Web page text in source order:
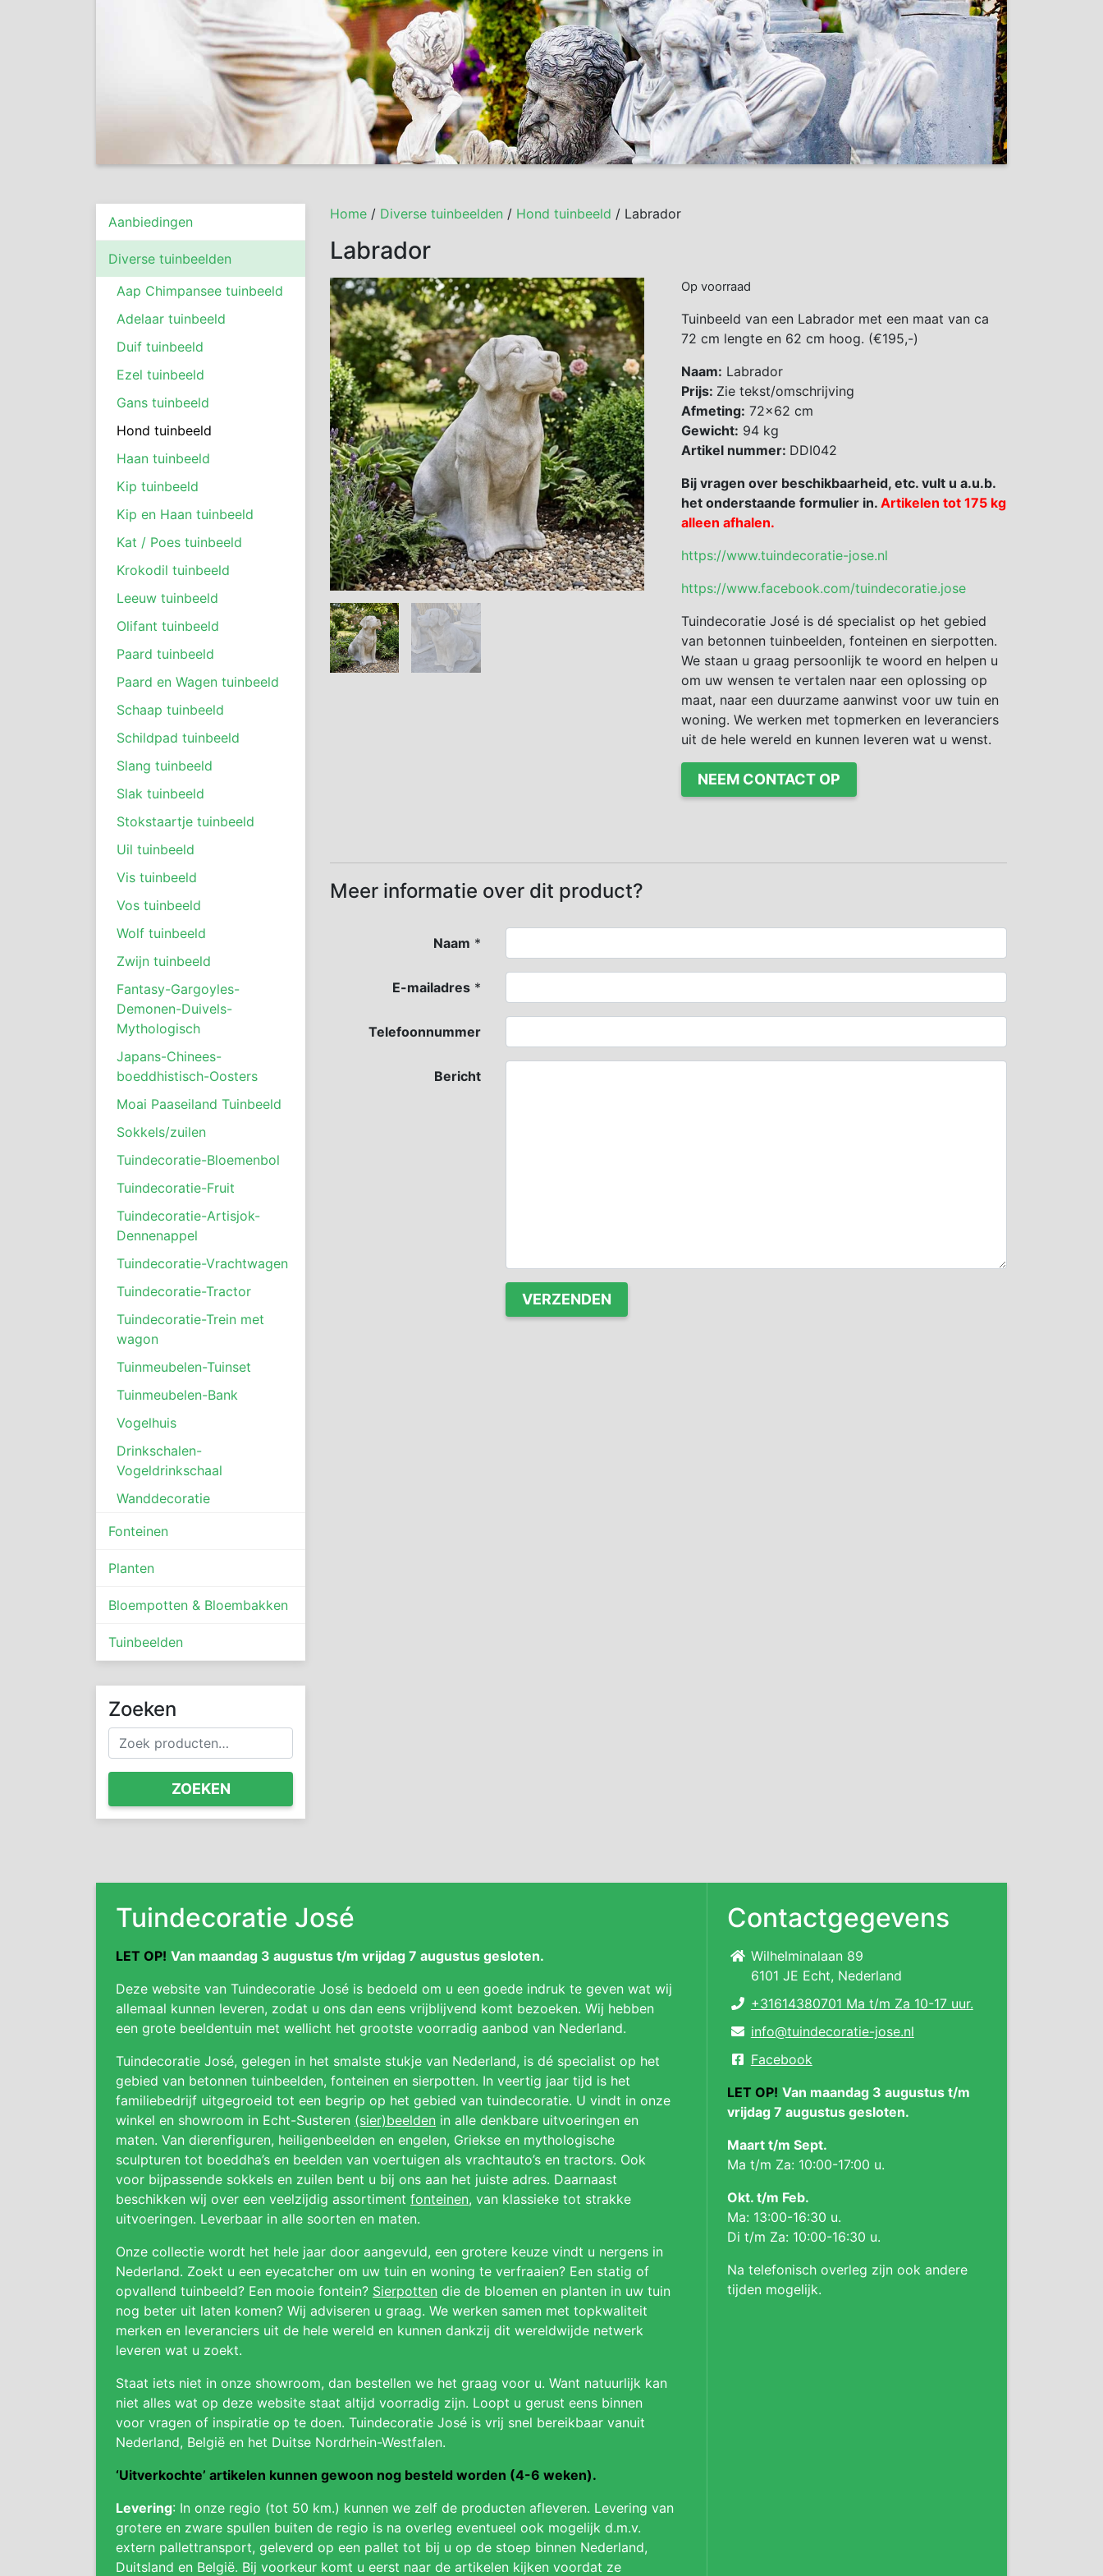
Aanbiedingen
Diverse tuinbeelden
Aap Chimpansee tuinbeeld
Adelaar tuinbeeld
Duif tuinbeeld
Ezel tuinbeeld
Gans tuinbeeld
Hond tuinbeeld
Haan tuinbeeld
Kip tuinbeeld
Kip en Haan tuinbeeld
Kat / Poes tuinbeeld
Krokodil tuinbeeld
Leeuw tuinbeeld
Olifant tuinbeeld
Paard tuinbeeld
Paard en Wagen tuinbeeld
Schaap tuinbeeld
Schildpad tuinbeeld
Slang tuinbeeld
Slak tuinbeeld
Stokstaartje tuinbeeld
Uil tuinbeeld
Vis tuinbeeld
Vos tuinbeeld
Wolf tuinbeeld
Zwijn tuinbeeld
Fantasy-Gargoyles-
Demonen-Duivels-
Mythologisch
Japans-Chinees-
boeddhistisch-Oosters
Moai Paaseiland Tuinbeeld
Sokkels/zuilen
Tuindecoratie-Bloemenbol
Tuindecoratie-Fruit
Tuindecoratie-Artisjok-
Dennenappel
Tuindecoratie-Vrachtwagen
Tuindecoratie-Tractor
Tuindecoratie-Trein met
wagon
Tuinmeubelen-Tuinset
Tuinmeubelen-Bank
Vogelhuis
Drinkschalen-
Vogeldrinkschaal
Wanddecoratie
Fonteinen
Planten
Bloempotten & Bloembakken
Tuinbeelden
Zoeken
Zoeken
naar:
ZOEKEN
Home / Diverse tuinbeelden / Hond tuinbeeld / Labrador
Labrador
Op voorraad
Tuinbeeld van een Labrador met een maat van ca
72 cm lengte en 62 cm hoog. (€195,-)
Naam: Labrador
Prijs: Zie tekst/omschrijving
Afmeting: 72×62 cm
Gewicht: 94 kg
Artikel nummer: DDI042
Bij vragen over beschikbaarheid, etc. vult u a.u.b.
het onderstaande formulier in. Artikelen tot 175 kg
alleen afhalen.
https://www.tuindecoratie-jose.nl
https://www.facebook.com/tuindecoratie.jose
Tuindecoratie José is dé specialist op het gebied
van betonnen tuinbeelden, fonteinen en sierpotten.
We staan u graag persoonlijk te woord en helpen u
om uw wensen te vertalen naar een oplossing op
maat, naar een duurzame aanwinst voor uw tuin en
woning. We werken met topmerken en leveranciers
uit de hele wereld en kunnen leveren wat u wenst.
NEEM CONTACT OP
Meer informatie over dit product?
Naam *
E-mailadres*
Telefoonnummer
Bericht
Tuindecoratie José
LET OP! Van maandag 3 augustus t/m vrijdag 7 augustus gesloten.
Deze website van Tuindecoratie José is bedoeld om u een goede indruk te geven wat wij
allemaal kunnen leveren, zodat u ons dan eens vrijblijvend komt bezoeken. Wij hebben
een grote beeldentuin met wellicht het grootste voorradig aanbod van Nederland.
Tuindecoratie José, gelegen in het smalste stukje van Nederland, is dé specialist op het
gebied van betonnen tuinbeelden, fonteinen en sierpotten. In veertig jaar tijd is het
familiebedrijf uitgegroeid tot een begrip op het gebied van tuindecoratie. U vindt in onze
winkel en showroom in Echt-Susteren (sier)beelden in alle denkbare uitvoeringen en
maten. Van dierenfiguren, heiligenbeelden en engelen, Griekse en mythologische
sculpturen tot boeddha’s en beelden van voertuigen als vrachtauto’s en tractors. Ook
voor bijpassende sokkels en zuilen bent u bij ons aan het juiste adres. Daarnaast
beschikken wij over een veelzijdig assortiment fonteinen, van klassieke tot strakke
uitvoeringen. Leverbaar in alle soorten en maten.
Onze collectie wordt het hele jaar door aangevuld, een grotere keuze vindt u nergens in
Nederland. Zoekt u een eyecatcher om uw tuin en woning te verfraaien? Een statig of
opvallend tuinbeeld? Een mooie fontein? Sierpotten die de bloemen en planten in uw tuin
nog beter uit laten komen? Wij adviseren u graag. We werken samen met topkwaliteit
merken en leveranciers uit de hele wereld en kunnen dankzij dit wereldwijde netwerk
leveren wat u zoekt.
Staat iets niet in onze showroom, dan bestellen we het graag voor u. Want natuurlijk kan
niet alles wat op deze website staat altijd voorradig zijn. Loopt u gerust eens binnen
voor vragen of inspiratie op te doen. Tuindecoratie José is vrij snel bereikbaar vanuit
Nederland, België en het Duitse Nordrhein-Westfalen.
‘Uitverkochte’ artikelen kunnen gewoon nog besteld worden (4-6 weken).
Levering: In onze regio (tot 50 km.) kunnen we zelf de producten afleveren. Levering van
grotere en zware spullen buiten de regio is na overleg eventueel ook mogelijk d.m.v.
extern pallettransport, geleverd op een pallet tot bij u op de stoep binnen Nederland,
Duitsland en België. Bij voorkeur komt u eerst naar de artikelen kijken voordat ze
Contactgegevens
Wilhelminalaan 89
6101 JE Echt, Nederland
+31614380701 Ma t/m Za 10-17 uur.
info@tuindecoratie-jose.nl
Facebook
LET OP! Van maandag 3 augustus t/m
vrijdag 7 augustus gesloten.
Maart t/m Sept.
Ma t/m Za: 10:00-17:00 u.
Okt. t/m Feb.
Ma: 13:00-16:30 u.
Di t/m Za: 10:00-16:30 u.
Na telefonisch overleg zijn ook andere
tijden mogelijk.